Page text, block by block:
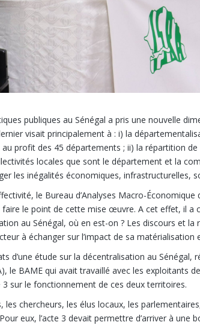
publiques au Sénégal a pris une nouvelle
visait principalement à : i) la
profit des 45 départements ; ii) la répartition
locales que sont le département et la
les inégalités économiques, infrastructurelles,
le Bureau d’Analyses Macro-Économique
faire le point de cette mise œuvre. A cet effet, il a
au Sénégal, où en est-on ? Les discours et la
à échanger sur l’impact de sa matérialisation
d’une étude sur la décentralisation au Sénégal,
le BAME qui avait travaillé avec les exploitants
3 sur le fonctionnement de ces deux territoires.
les chercheurs, les élus locaux, les
eux, l’acte 3 devait permettre d’arriver à une